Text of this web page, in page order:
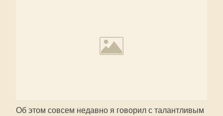
Об этом совсем недавно я говорил с талантливым